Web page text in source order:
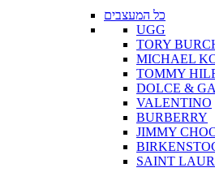
כל המעצבים
UGG
TORY
MICHAEL
TOMMY
DOLCE &
VALENTINO
BURBERRY
JIMMY
SAINT